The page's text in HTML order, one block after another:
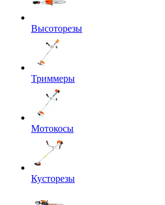
Высоторезы
Триммеры
Мотокосы
Кусторезы